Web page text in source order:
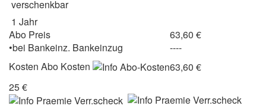
verschenkbar
1 Jahr
Abo Preis
63,60 €
•bei Bankeinz. Bankeinzug
----
Kosten Abo Kosten
63,60 €
25 €